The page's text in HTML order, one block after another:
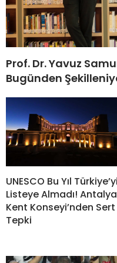
Prof. Dr. Yavuz
Bugünden
UNESCO Bu Yıl Türkiye’yi
Listeye Almadı! Antalya
Kent Konseyi’nden Sert
Tepki